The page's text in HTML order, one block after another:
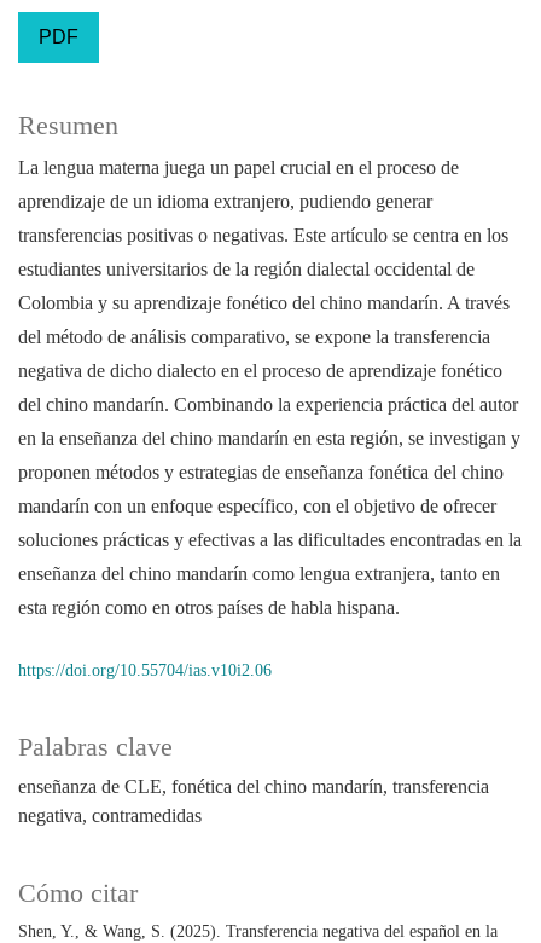
PDF
Palabras clave
enseñanza de CLE fonética del chino mandarín transferencia
negativa contramedidas
Cómo citar
Shen, Y., & Wang, S. (2025). Transferencia negativa del español en la
Resumen
La lengua materna juega un papel crucial en el proceso de
aprendizaje de un idioma extranjero, pudiendo generar
transferencias positivas o negativas. Este artículo se centra en los
estudiantes universitarios de la región dialectal occidental de
Colombia y su aprendizaje fonético del chino mandarín. A través
del método de análisis comparativo, se expone la transferencia
negativa de dicho dialecto en el proceso de aprendizaje fonético
del chino mandarín. Combinando la experiencia práctica del autor
en la enseñanza del chino mandarín en esta región, se investigan y
proponen métodos y estrategias de enseñanza fonética del chino
mandarín con un enfoque específico, con el objetivo de ofrecer
soluciones prácticas y efectivas a las dificultades encontradas en la
enseñanza del chino mandarín como lengua extranjera, tanto en
esta región como en otros países de habla hispana.
https://doi.org/10.55704/ias.v10i2.06